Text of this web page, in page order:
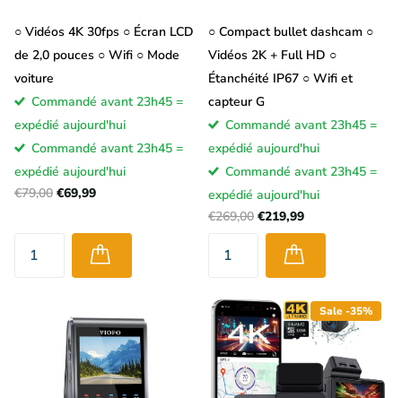
○ Vidéos 4K 30fps ○ Écran LCD
de 2,0 pouces ○ Wifi ○ Mode
voiture
Commandé avant 23h45 =
expédié aujourd'hui
Commandé avant 23h45 =
expédié aujourd'hui
€79,00 €69,99
○ Compact bullet dashcam ○
Vidéos 2K + Full HD ○
Étanchéité IP67 ○ Wifi et
capteur G
Commandé avant 23h45 =
expédié aujourd'hui
Commandé avant 23h45 =
expédié aujourd'hui
€269,00 €219,99
Sale -35%